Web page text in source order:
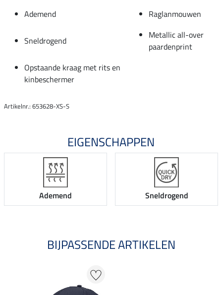
Ademend
Raglanmouwen
Sneldrogend
Metallic all-over
paardenprint
Opstaande kraag met rits en
kinbeschermer
Artikelnr.: 653628-XS-S
EIGENSCHAPPEN
Ademend Sneldrogend
BIJPASSENDE ARTIKELEN